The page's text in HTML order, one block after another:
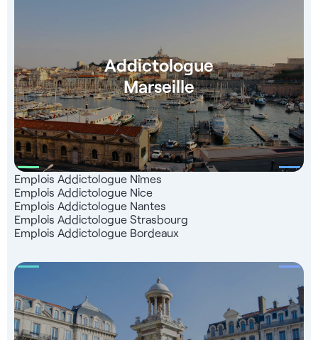
Addictologue
Marseille
Emplois Addictologue Nîmes
Emplois Addictologue Nice
Emplois Addictologue Nantes
Emplois Addictologue Strasbourg
Emplois Addictologue Bordeaux